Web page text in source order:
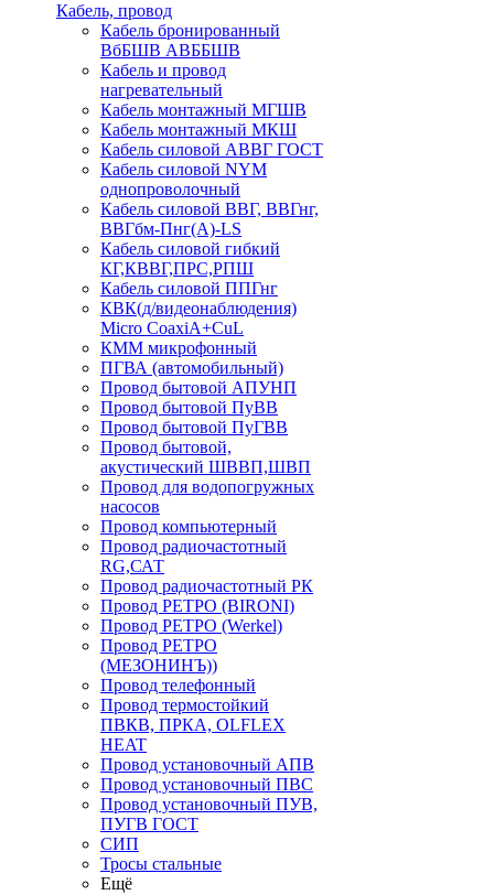
Кабель, провод
Кабель бронированный
ВбБШВ АВББШВ
Кабель и провод
нагревательный
Кабель монтажный МГШВ
Кабель монтажный МКШ
Кабель силовой АВВГ ГОСТ
Кабель силовой NYM
однопроволочный
Кабель силовой ВВГ, ВВГнг,
ВВГбм-Пнг(А)-LS
Кабель силовой гибкий
КГ,КВВГ,ПРС,РПШ
Кабель силовой ППГнг
КВК(д/видеонаблюдения)
Micro CoaxiA+CuL
КММ микрофонный
ПГВА (автомобильный)
Провод бытовой АПУНП
Провод бытовой ПуВВ
Провод бытовой ПуГВВ
Провод бытовой,
акустический ШВВП,ШВП
Провод для водопогружных
насосов
Провод компьютерный
Провод радиочастотный
RG,САТ
Провод радиочастотный РК
Провод РЕТРО (BIRONI)
Провод РЕТРО (Werkel)
Провод РЕТРО
(МЕЗОНИНЪ))
Провод телефонный
Провод термостойкий
ПВКВ, ПРКА, OLFLEX
HEAT
Провод установочный АПВ
Провод установочный ПВС
Провод установочный ПУВ,
ПУГВ ГОСТ
СИП
Тросы стальные
Ещё